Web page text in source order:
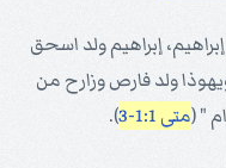
إبراهيم ولد اسحق
ولد فارص وزارح من
" (متى 1:1-3 ).